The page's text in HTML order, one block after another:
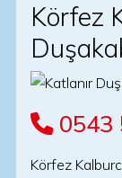
Körfez
0543
Körfez